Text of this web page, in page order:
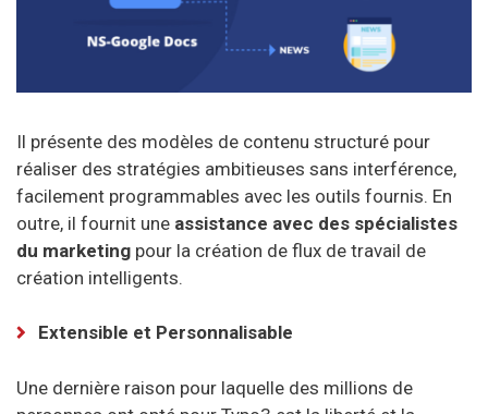
Il présente des modèles de contenu structuré pour
réaliser des stratégies ambitieuses sans interférence,
facilement programmables avec les outils fournis. En
outre, il fournit une assistance avec des spécialistes
du marketing pour la création de flux de travail de
création intelligents.
Extensible et Personnalisable
Une dernière raison pour laquelle des millions de